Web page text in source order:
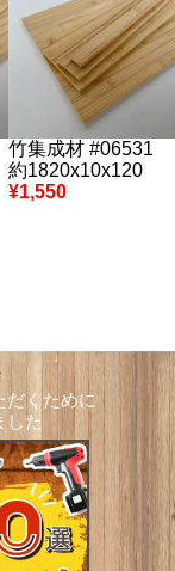
竹集成材 #06531
約1820x10x120
¥1,550
だくために
した